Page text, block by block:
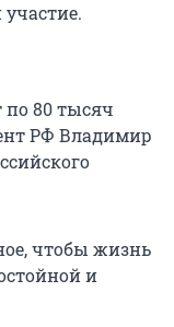
80 тысяч
РФ Владимир
чтобы жизнь
и